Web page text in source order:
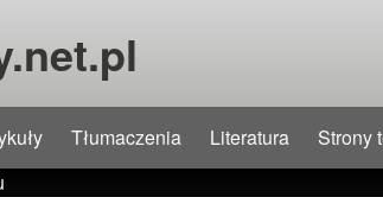
navigation
Tłumaczenia Literatura Strony